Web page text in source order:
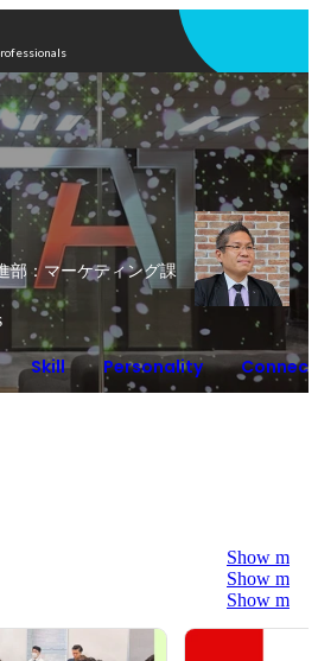
部：マーケティング課
Skill Personality
Show more
Show more
Show more